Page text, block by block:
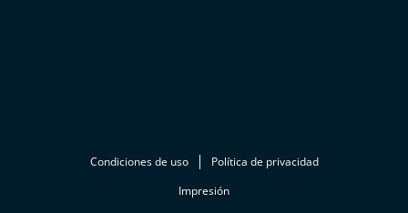
Condiciones de uso
Política de privacidad
Impresión